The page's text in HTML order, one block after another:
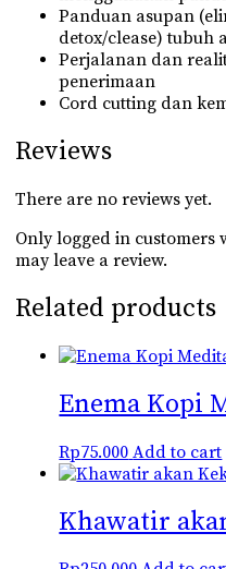
Panduan asupan
detox/clease) tubuh
Perjalanan dan
penerimaan
Cord cutting dan
Reviews
There are no reviews yet.
Only logged in customers
may leave a review.
Related products
Enema Kopi
Rp75.000 Add to cart
Khawatir